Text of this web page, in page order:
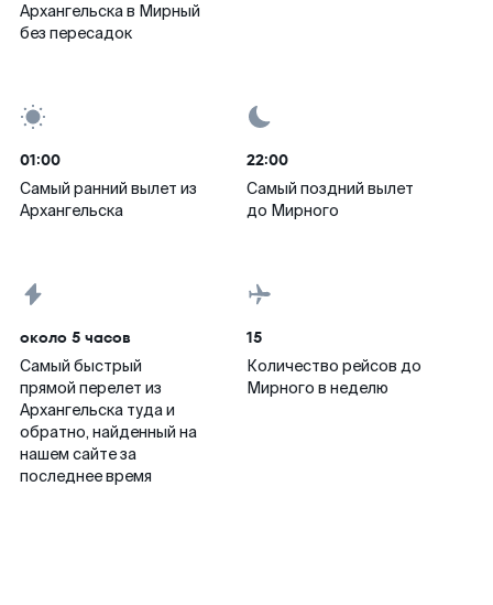
Архангельска в Мирный
без пересадок
01:00
Самый ранний вылет из
Архангельска
22:00
Самый поздний вылет
до Мирного
около 5 часов
Самый быстрый
прямой перелет из
Архангельска туда и
обратно, найденный на
нашем сайте за
последнее время
15
Количество рейсов до
Мирного в неделю